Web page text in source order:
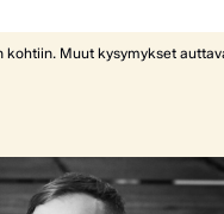
Muut kysymykset